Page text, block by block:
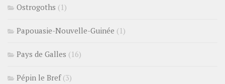
Ostrogoths (1)
Papouasie-Nouvelle-Guinée (1)
Pays de Galles (16)
Pépin le Bref(3)